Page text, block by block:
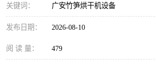
关键词： 广安竹笋烘干机设备
发布日期： 2026-08-10
阅 读 量： 479